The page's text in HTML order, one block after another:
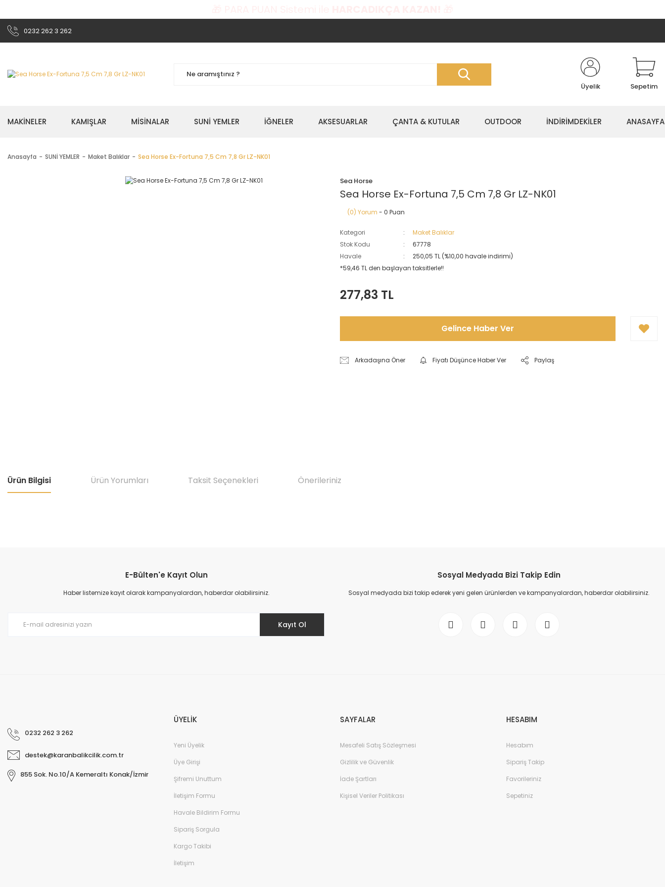
0232 262 3 262
Üyelik Sepetim
MAKİNELER KAMIŞLAR MİSİNALAR SUNİ YEMLER İĞNELER AKSESUARLAR ÇANTA & KUTULAR OUTDOOR İNDİRİMDEKİLER ANASAYFA
Anasayfa SUNİ YEMLER Maket Balıklar Sea Horse Ex-Fortuna 7,5 Cm 7,8 Gr LZ-NK01
Sea Horse
Sea Horse Ex-Fortuna 7,5 Cm 7,8 Gr LZ-NK01
(0) Yorum - 0 Puan
Kategori
Maket Balıklar
Stok Kodu
67778
Havale
250,05 TL (%10,00 havale indirimi)
*59,46 TL den başlayan taksitlerle!!
277,83 TL
Gelince Haber Ver
Arkadaşına Öner Fiyatı Düşünce Haber Ver Paylaş
Ürün Bilgisi Ürün Yorumları Taksit Seçenekleri Önerileriniz
Ürün resmi kalitesiz, bozuk veya görüntülenemiyor.
Ürün açıklamasında eksik bilgiler bulunuyor.
E-Bülten'e Kayıt Olun
Haber listemize kayıt olarak kampanyalardan, haberdar olabilirsiniz.
Kayıt Ol
Sosyal Medyada Bizi Takip Edin
Sosyal medyada bizi takip ederek yeni gelen ürünlerden ve kampanyalardan, haberdar olabilirsiniz.
0232 262 3 262
destek@karanbalikcilik.com.tr
855 Sok. No.10/A Kemeraltı Konak/İzmir
ÜYELİK
Yeni Üyelik
Üye Girişi
Şifremi Unuttum
İletişim Formu
Havale Bildirim Formu
Sipariş Sorgula
Kargo Takibi
İletişim
SAYFALAR
Mesafeli Satış Sözleşmesi
Gizlilik ve Güvenlik
İade Şartları
Kişisel Veriler Politikası
HESABIM
Hesabım
Sipariş Takip
Favorileriniz
Sepetiniz